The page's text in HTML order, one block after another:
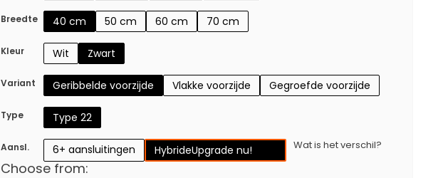
Breedte 40 cm 50 cm 60 cm 70 cm
Kleur Wit Zwart
Variant Geribbelde voorzijde Vlakke voorzijde Gegroefde voorzijde
Type Type 22
Aansl. 6+ aansluitingen HybrideUpgrade nu! Wat is het verschil?
Choose from: